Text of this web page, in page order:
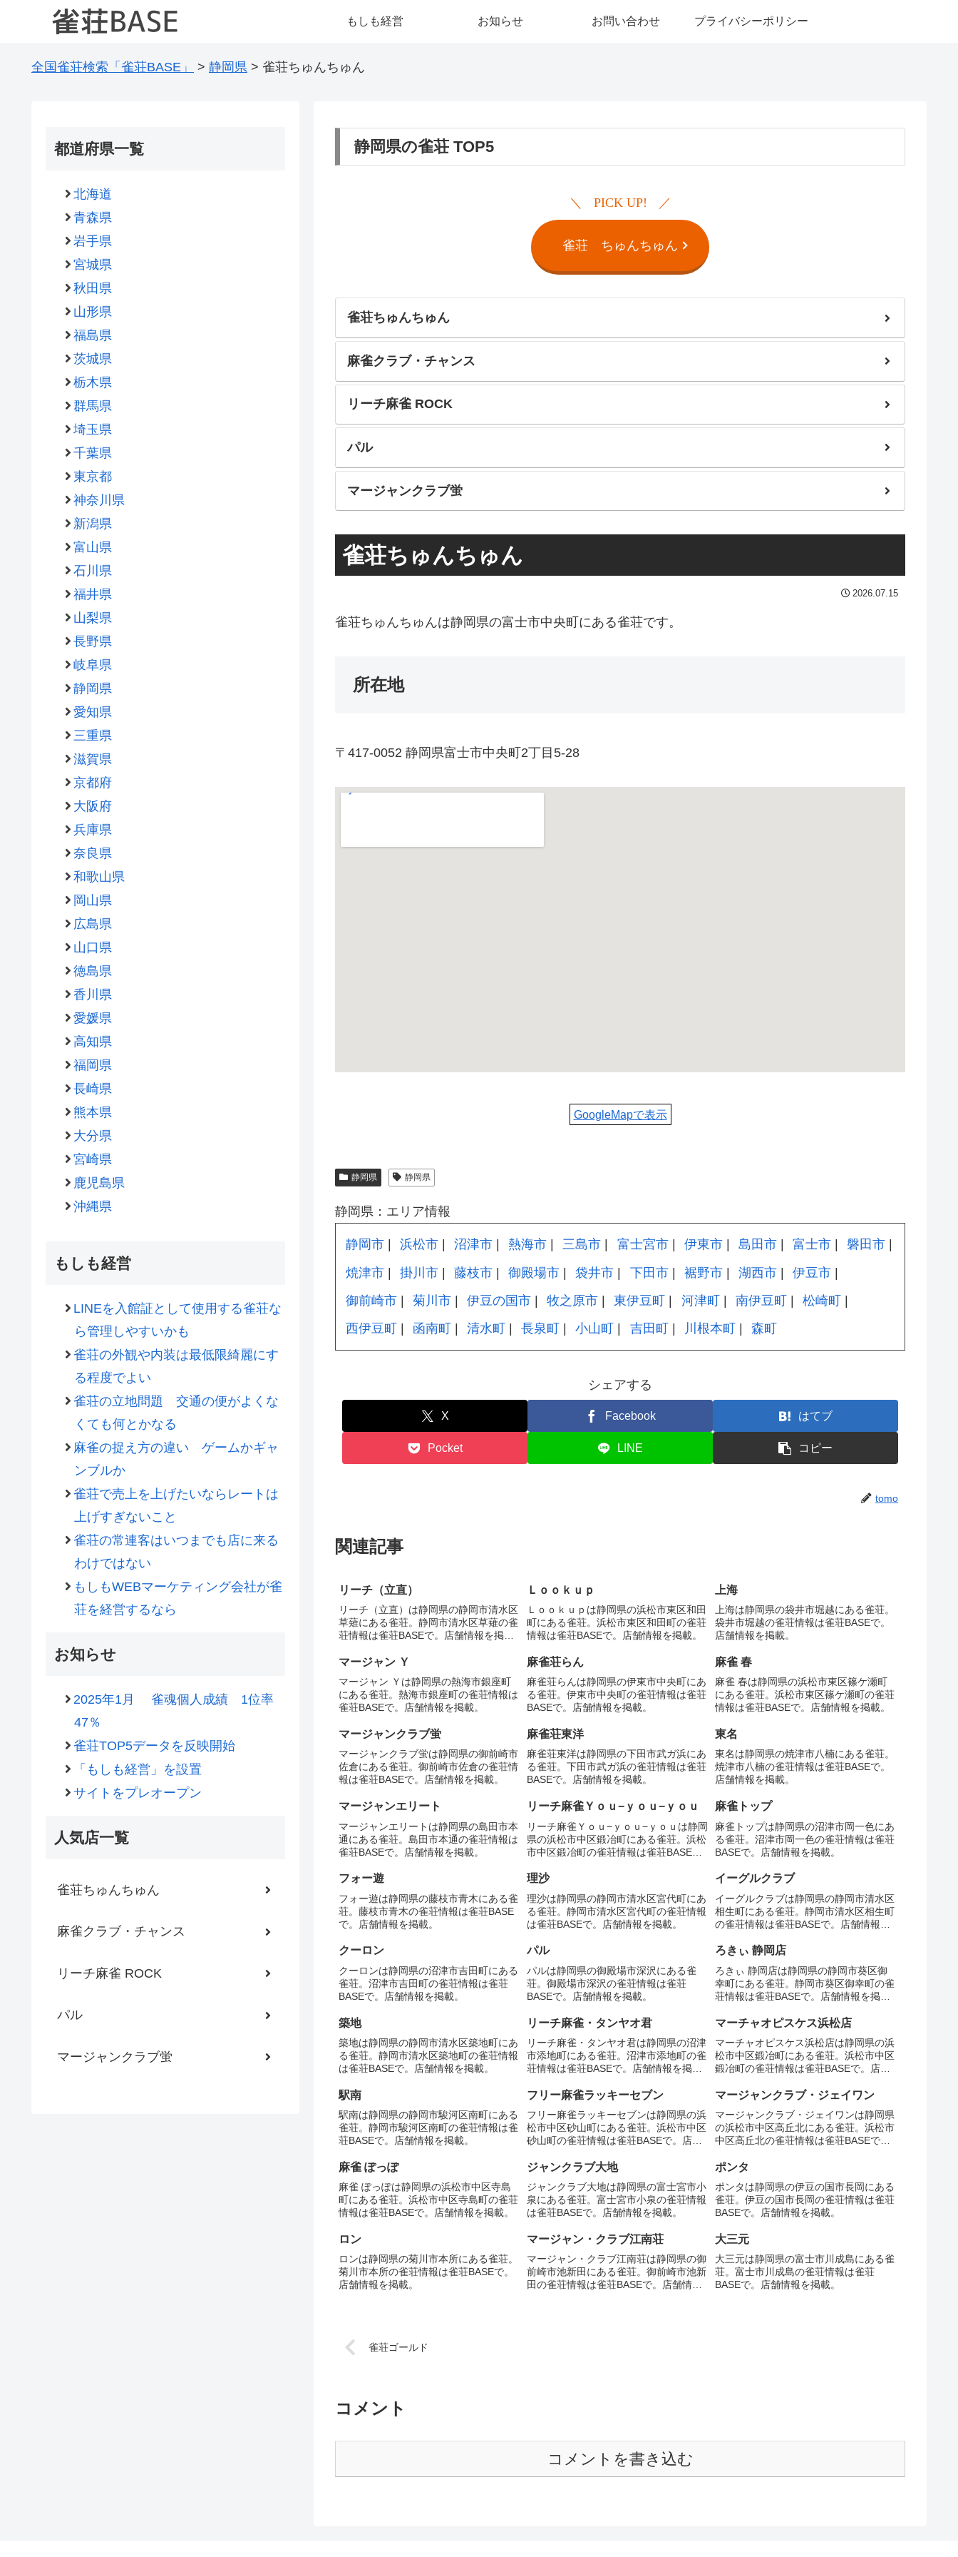
もしも経営 お知らせ お問い合わせ プライバシーポリシー
全国雀荘検索「雀荘BASE」 > 静岡県 > 雀荘ちゅんちゅん
静岡県の雀荘 TOP5
PICK UP!
雀荘 ちゅんちゅん
雀荘ちゅんちゅん
麻雀クラブ・チャンス
リーチ麻雀 ROCK
パル
マージャンクラブ蛍
雀荘ちゅんちゅん
2026.07.15
雀荘ちゅんちゅんは静岡県の富士市中央町にある雀荘です。
所在地
〒417-0052 静岡県富士市中央町2丁目5-28
GoogleMapで表示
静岡県 静岡県
静岡県：エリア情報
静岡市 浜松市 沼津市 熱海市 三島市 富士宮市 伊東市 島田市 富士市
磐田市
焼津市
掛川市 藤枝市 御殿場市 袋井市 下田市 裾野市 湖西市
伊豆市
御前崎市
菊川市 伊豆の国市 牧之原市 東伊豆町 河津町 南伊豆町
松崎町
西伊豆町
函南町 清水町 長泉町 小山町 吉田町 川根本町 森町
シェアする
X Facebook はてブ
Pocket LINE コピー
tomo
関連記事
リーチ（立直）
リーチ（立直）は静岡県の静岡市清水区
草薙にある雀荘。静岡市清水区草薙の雀
荘情報は雀荘BASEで。店舗情報を掲
Ｌｏｏｋｕｐ
Ｌｏｏｋｕｐは静岡県の浜松市東区和田
町にある雀荘。浜松市東区和田町の雀荘
情報は雀荘BASEで。店舗情報を掲載。
上海
上海は静岡県の袋井市堀越にある雀荘。
袋井市堀越の雀荘情報は雀荘BASEで。
店舗情報を掲載。
マージャン Ｙ
マージャン Ｙは静岡県の熱海市銀座町
にある雀荘。熱海市銀座町の雀荘情報は
雀荘BASEで。店舗情報を掲載。
麻雀荘らん
麻雀荘らんは静岡県の伊東市中央町にあ
る雀荘。伊東市中央町の雀荘情報は雀荘
BASEで。店舗情報を掲載。
麻雀 春
麻雀 春は静岡県の浜松市東区篠ケ瀬町
にある雀荘。浜松市東区篠ケ瀬町の雀荘
情報は雀荘BASEで。店舗情報を掲載。
マージャンクラブ蛍
マージャンクラブ蛍は静岡県の御前崎市
佐倉にある雀荘。御前崎市佐倉の雀荘情
報は雀荘BASEで。店舗情報を掲載。
麻雀荘東洋
麻雀荘東洋は静岡県の下田市武ガ浜にあ
る雀荘。下田市武ガ浜の雀荘情報は雀荘
BASEで。店舗情報を掲載。
東名
東名は静岡県の焼津市八楠にある雀荘。
焼津市八楠の雀荘情報は雀荘BASEで。
店舗情報を掲載。
マージャンエリート
マージャンエリートは静岡県の島田市本
通にある雀荘。島田市本通の雀荘情報は
雀荘BASEで。店舗情報を掲載。
リーチ麻雀Ｙｏｕ−ｙｏｕ−ｙｏｕ
リーチ麻雀Ｙｏｕ−ｙｏｕ−ｙｏｕは静岡
県の浜松市中区鍛冶町にある雀荘。浜松
市中区鍛冶町の雀荘情報は雀荘BASE
麻雀トップ
麻雀トップは静岡県の沼津市岡一色にあ
る雀荘。沼津市岡一色の雀荘情報は雀荘
BASEで。店舗情報を掲載。
フォー遊
フォー遊は静岡県の藤枝市青木にある雀
荘。藤枝市青木の雀荘情報は雀荘BASE
で。店舗情報を掲載。
理沙
理沙は静岡県の静岡市清水区宮代町にあ
る雀荘。静岡市清水区宮代町の雀荘情報
は雀荘BASEで。店舗情報を掲載。
イーグルクラブ
イーグルクラブは静岡県の静岡市清水区
相生町にある雀荘。静岡市清水区相生町
の雀荘情報は雀荘BASEで。店舗情報を
クーロン
クーロンは静岡県の沼津市吉田町にある
雀荘。沼津市吉田町の雀荘情報は雀荘
BASEで。店舗情報を掲載。
パル
パルは静岡県の御殿場市深沢にある雀
荘。御殿場市深沢の雀荘情報は雀荘
BASEで。店舗情報を掲載。
ろきぃ 静岡店
ろきぃ 静岡店は静岡県の静岡市葵区御
幸町にある雀荘。静岡市葵区御幸町の雀
荘情報は雀荘BASEで。店舗情報を掲
築地
築地は静岡県の静岡市清水区築地町にあ
る雀荘。静岡市清水区築地町の雀荘情報
は雀荘BASEで。店舗情報を掲載。
リーチ麻雀・タンヤオ君
リーチ麻雀・タンヤオ君は静岡県の沼津
市添地町にある雀荘。沼津市添地町の雀
荘情報は雀荘BASEで。店舗情報を掲
マーチャオピスケス浜松店
マーチャオピスケス浜松店は静岡県の浜
松市中区鍛冶町にある雀荘。浜松市中区
鍛冶町の雀荘情報は雀荘BASEで。店舗
駅南
駅南は静岡県の静岡市駿河区南町にある
雀荘。静岡市駿河区南町の雀荘情報は雀
荘BASEで。店舗情報を掲載。
フリー麻雀ラッキーセブン
フリー麻雀ラッキーセブンは静岡県の浜
松市中区砂山町にある雀荘。浜松市中区
砂山町の雀荘情報は雀荘BASEで。店舗
マージャンクラブ・ジェイワン
マージャンクラブ・ジェイワンは静岡県
の浜松市中区高丘北にある雀荘。浜松市
中区高丘北の雀荘情報は雀荘BASEで。
麻雀 ぽっぽ
麻雀 ぽっぽは静岡県の浜松市中区寺島
町にある雀荘。浜松市中区寺島町の雀荘
情報は雀荘BASEで。店舗情報を掲載。
ジャンクラブ大地
ジャンクラブ大地は静岡県の富士宮市小
泉にある雀荘。富士宮市小泉の雀荘情報
は雀荘BASEで。店舗情報を掲載。
ポンタ
ポンタは静岡県の伊豆の国市長岡にある
雀荘。伊豆の国市長岡の雀荘情報は雀荘
BASEで。店舗情報を掲載。
ロン
ロンは静岡県の菊川市本所にある雀荘。
菊川市本所の雀荘情報は雀荘BASEで。
店舗情報を掲載。
マージャン・クラブ江南荘
マージャン・クラブ江南荘は静岡県の御
前崎市池新田にある雀荘。御前崎市池新
田の雀荘情報は雀荘BASEで。店舗情報
大三元
大三元は静岡県の富士市川成島にある雀
荘。富士市川成島の雀荘情報は雀荘
BASEで。店舗情報を掲載。
雀荘ゴールド
コメント
コメントを書き込む
都道府県一覧
北海道
青森県
岩手県
宮城県
秋田県
山形県
福島県
茨城県
栃木県
群馬県
埼玉県
千葉県
東京都
神奈川県
新潟県
富山県
石川県
福井県
山梨県
長野県
岐阜県
静岡県
愛知県
三重県
滋賀県
京都府
大阪府
兵庫県
奈良県
和歌山県
岡山県
広島県
山口県
徳島県
香川県
愛媛県
高知県
福岡県
長崎県
熊本県
大分県
宮崎県
鹿児島県
沖縄県
もしも経営
LINEを入館証として使用する雀荘な
ら管理しやすいかも
雀荘の外観や内装は最低限綺麗にす
る程度でよい
雀荘の立地問題 交通の便がよくな
くても何とかなる
麻雀の捉え方の違い ゲームかギャ
ンブルか
雀荘で売上を上げたいならレートは
上げすぎないこと
雀荘の常連客はいつまでも店に来る
わけではない
もしもWEBマーケティング会社が雀
荘を経営するなら
お知らせ
2025年1月 雀魂個人成績 1位率
47％
雀荘TOP5データを反映開始
「もしも経営」を設置
サイトをプレオープン
人気店一覧
雀荘ちゅんちゅん
麻雀クラブ・チャンス
リーチ麻雀 ROCK
パル
マージャンクラブ蛍